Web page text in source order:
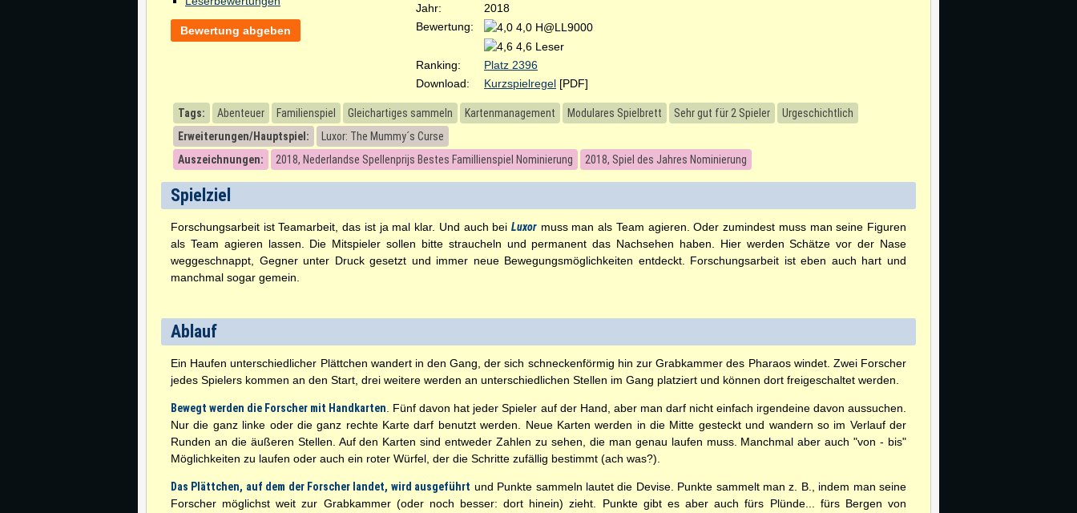
Bewertung abgeben
Jahr:
2018
Bewertung:
4,0 H@LL9000
4,6 Leser
Ranking:
Platz 2396
Download:
Kurzspielregel [PDF]
Tags: Abenteuer Familienspiel Gleichartiges sammeln Kartenmanagement Modulares Spielbrett Sehr gut für 2 Spieler
Urgeschichtlich
Erweiterungen/Hauptspiel:
Luxor: The Mummy´s Curse
Auszeichnungen:
2018, Nederlandse Spellenprijs Bestes Famillienspiel Nominierung 2018, Spiel des Jahres Nominierung
Spielziel
Forschungsarbeit ist Teamarbeit, das ist ja mal klar. Und auch bei Luxor muss man als Team agieren. Oder zumindest muss man seine Figuren
als Team agieren lassen. Die Mitspieler sollen bitte straucheln und permanent das Nachsehen haben. Hier werden Schätze vor der Nase
weggeschnappt, Gegner unter Druck gesetzt und immer neue Bewegungsmöglichkeiten entdeckt. Forschungsarbeit ist eben auch hart und
manchmal sogar gemein.
Ablauf
Ein Haufen unterschiedlicher Plättchen wandert in den Gang, der sich schneckenförmig hin zur Grabkammer des Pharaos windet. Zwei Forscher
jedes Spielers kommen an den Start, drei weitere werden an unterschiedlichen Stellen im Gang platziert und können dort freigeschaltet werden.
Bewegt werden die Forscher mit Handkarten . Fünf davon hat jeder Spieler auf der Hand, aber man darf nicht einfach irgendeine davon aussuchen.
Nur die ganz linke oder die ganz rechte Karte darf benutzt werden. Neue Karten werden in die Mitte gesteckt und wandern so im Verlauf der
Runden an die äußeren Stellen. Auf den Karten sind entweder Zahlen zu sehen, die man genau laufen muss. Manchmal aber auch "von - bis"
Möglichkeiten zu laufen oder auch ein roter Würfel, der die Schritte zufällig bestimmt (ach was?).
Das Plättchen, auf dem der Forscher landet, wird ausgeführt und Punkte sammeln lautet die Devise. Punkte sammelt man z. B., indem man seine
Forscher möglichst weit zur Grabkammer (oder noch besser: dort hinein) zieht. Punkte gibt es aber auch fürs Plünde... fürs Bergen von